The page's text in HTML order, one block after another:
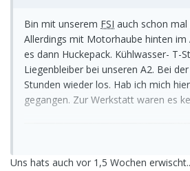
Bin mit unserem FSI auch schon
Allerdings mit Motorhaube hinten
es dann Huckepack. Kühlwasser- T-
Liegenbleiber bei unseren A2. Bei
Stunden wieder los. Hab ich mich
gegangen. Zur Werkstatt waren es
Uns hats auch vor 1,5 Wochen